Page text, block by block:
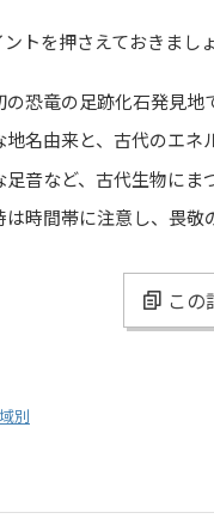
トを押さえておきましょ
の恐竜の足跡化石発見地
地名由来と、古代のエネ
足音など、古代生物にま
は時間帯に注意し、畏敬
この
別